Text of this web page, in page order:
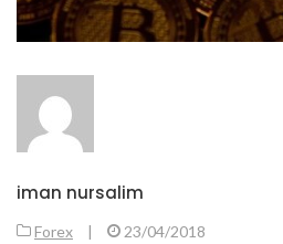
iman nursalim
Forex | 23/04/2018